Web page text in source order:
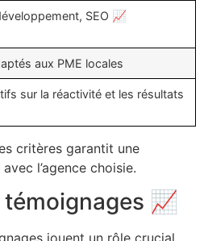
SEO 📈
aux PME locales
sur la réactivité et les résultats
critères garantit une
l’agence choisie.
📈